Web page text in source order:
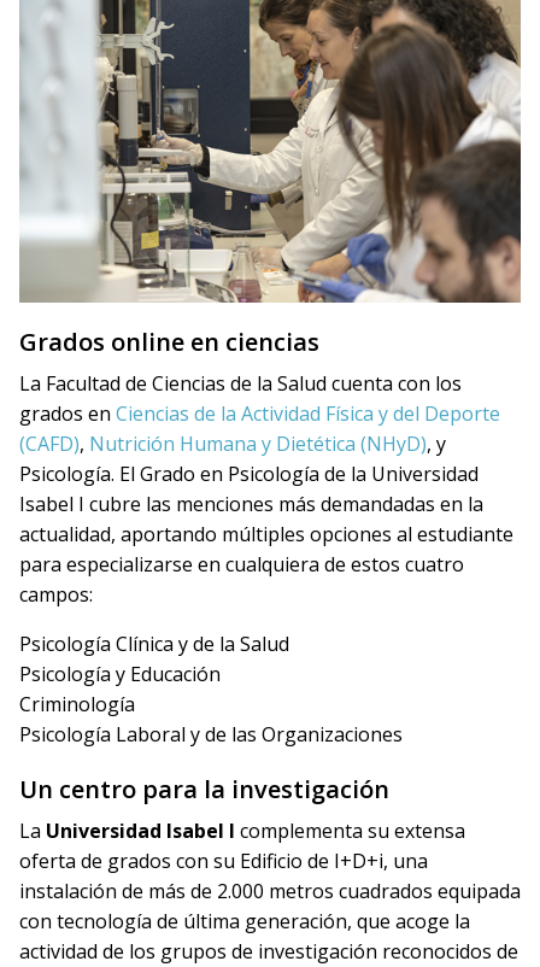
Grados online en ciencias
La Facultad de Ciencias de la Salud cuenta con los
grados en Ciencias de la Actividad Física y del Deporte
(CAFD), Nutrición Humana y Dietética (NHyD), y
Psicología. El Grado en Psicología de la Universidad
Isabel I cubre las menciones más demandadas en la
actualidad, aportando múltiples opciones al estudiante
para especializarse en cualquiera de estos cuatro
campos:
Psicología Clínica y de la Salud
Psicología y Educación
Criminología
Psicología Laboral y de las Organizaciones
Un centro para la investigación
La Universidad Isabel I complementa su extensa
oferta de grados con su Edificio de I+D+i, una
instalación de más de 2.000 metros cuadrados equipada
con tecnología de última generación, que acoge la
actividad de los grupos de investigación reconocidos de